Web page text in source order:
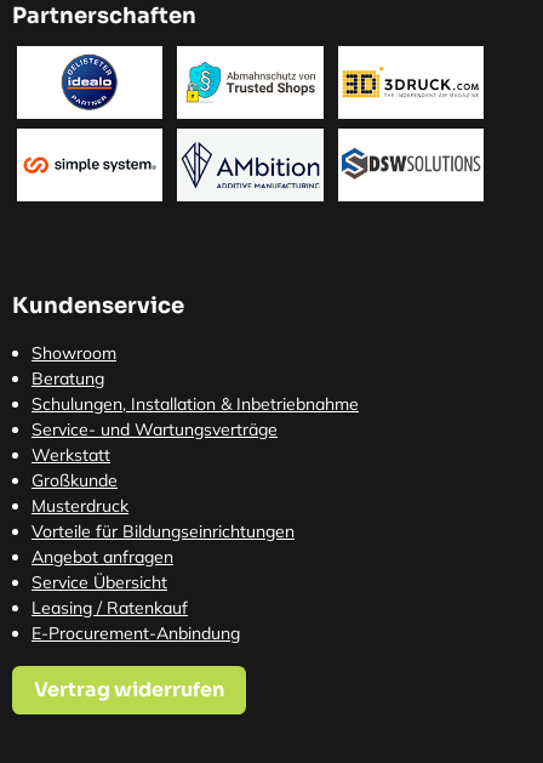
Partnerschaften
Kundenservice
Showroom
Beratung
Schulungen, Installation & Inbetriebnahme
Service- und Wartungsverträge
Werkstatt
Großkunde
Musterdruck
Vorteile für Bildungseinrichtungen
Angebot anfragen
Service Übersicht
Leasing / Ratenkauf
E-Procurement-Anbindung
Vertrag widerrufen